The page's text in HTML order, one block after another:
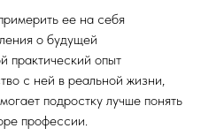
ее на себя
о будущей
практический опыт
с ней в реальной жизни,
подростку лучше понять
профессии.